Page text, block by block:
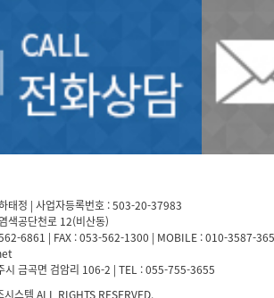
태정 | 사업자등록번호 : 503-20-37983
색공단천로 12(비산동)
6861 | FAX : 053-562-1300 | MOBILE : 010-3587-
시 금곡면 검암리 106-2 | TEL : 055-755-3655
스템 ALL RIGHTS RESERVED.